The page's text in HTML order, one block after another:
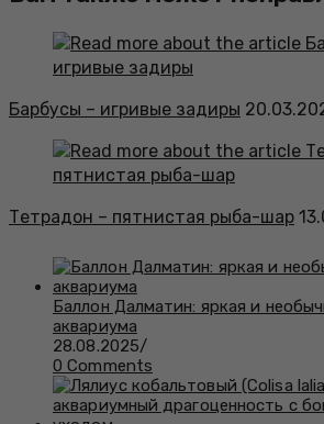
Барбусы – игривые задиры
Тетрадон – пятнистая рыба-шар
Баллон Далматин: яркая и
аквариума
28.08.2025/
0 Comments